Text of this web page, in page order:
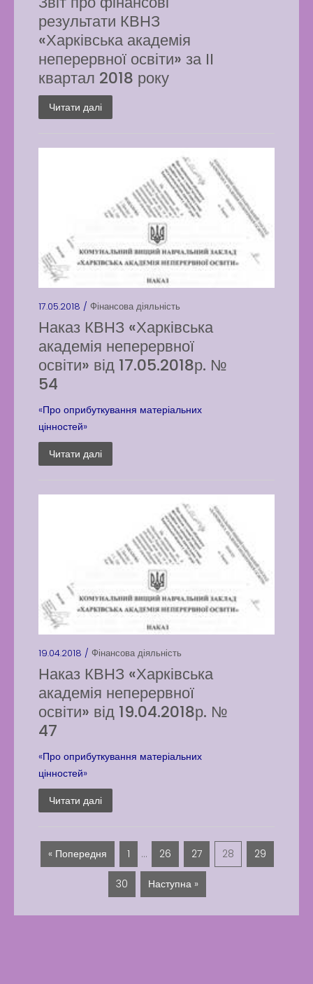
результати КВНЗ
«Харківська академія
неперервної освіти» за ІІ
квартал 2018 року
Читати далі
17.05.2018 / Фінансова діяльність
Наказ КВНЗ «Харківська
академія неперервної
освіти» від 17.05.2018р. №
54
«Про оприбуткування матеріальних
цінностей»
Читати далі
19.04.2018 / Фінансова діяльність
Наказ КВНЗ «Харківська
академія неперервної
освіти» від 19.04.2018р. №
47
«Про оприбуткування матеріальних
цінностей»
Читати далі
« Попередня 1 … 26 27 28 29
30 Наступна »